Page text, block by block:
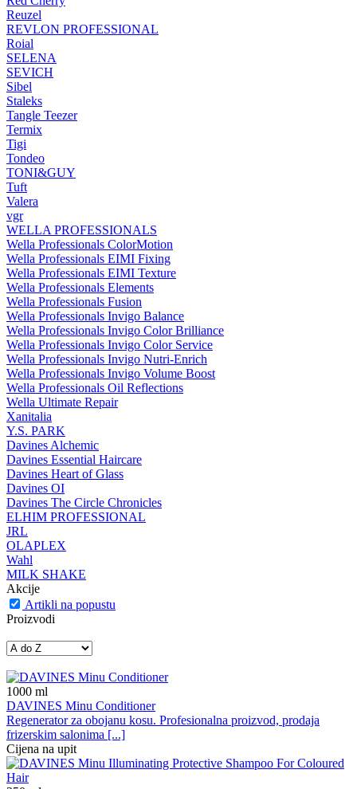
Reuzel
REVLON PROFESSIONAL
Roial
SELENA
SEVICH
Sibel
Staleks
Tangle Teezer
Termix
Tigi
Tondeo
TONI&GUY
Tuft
Valera
vgr
WELLA PROFESSIONALS
Wella Professionals ColorMotion
Wella Professionals EIMI Fixing
Wella Professionals EIMI Texture
Wella Professionals Elements
Wella Professionals Fusion
Wella Professionals Invigo Balance
Wella Professionals Invigo Color Brilliance
Wella Professionals Invigo Color Service
Wella Professionals Invigo Nutri-Enrich
Wella Professionals Invigo Volume Boost
Wella Professionals Oil Reflections
Wella Ultimate Repair
Xanitalia
Y.S. PARK
Davines Alchemic
Davines Essential Haircare
Davines Heart of Glass
Davines OI
Davines The Circle Chronicles
ELHIM PROFESSIONAL
JRL
OLAPLEX
Wahl
MILK SHAKE
Akcije
Artikli na popustu
Proizvodi
1000 ml
DAVINES Minu Conditioner
Regenerator za obojanu kosu. Profesionalna proizvod, prodaja
frizerskim salonima [...]
Cijena na upit